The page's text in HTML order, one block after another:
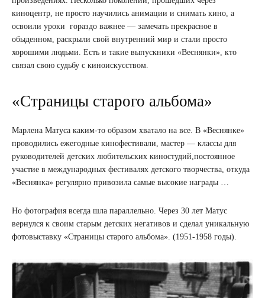
киноцентр, не просто научились анимации и снимать кино, а
освоили уроки гораздо важнее — замечать прекрасное в
обыденном, раскрыли свой внутренний мир и стали просто
хорошими людьми. Есть и такие выпускники «Веснянки», кто
связал свою судьбу с киноискусством.
«Страницы старого альбома»
Марлена Матуса каким-то образом хватало на все. В «Веснянке»
проводились ежегодные кинофестивали, мастер — классы для
руководителей детских любительских киностудий,постоянное
участие в международных фестивалях детского творчества, откуда
«Веснянка» регулярно привозила самые высокие награды …
Но фотография всегда шла параллельно. Через 30 лет Матус
вернулся к своим старым детских негативов и сделал уникальную
фотовыставку «Страницы старого альбома». (1951-1958 годы).